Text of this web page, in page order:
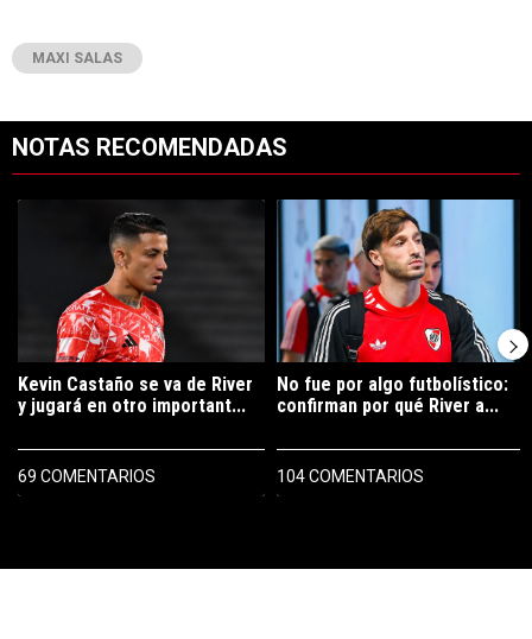
MAXI SALAS
NOTAS RECOMENDADAS
Un artículo de tendencia con el título "Kevin Castaño se va de
Kevin Castaño se va de River
y jugará en otro important...
69 COMENTARIOS
Un artículo de tendencia con el
No fue por algo futbolístico:
confirman por qué River a...
104 COMENTARIOS